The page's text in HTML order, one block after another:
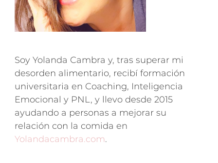
Soy Yolanda Cambra y, tras superar mi
desorden alimentario, recibí formación
universitaria en Coaching, Inteligencia
Emocional y PNL, y llevo desde 2015
ayudando a personas a mejorar su
relación con la comida en
Yolandacambra.com.